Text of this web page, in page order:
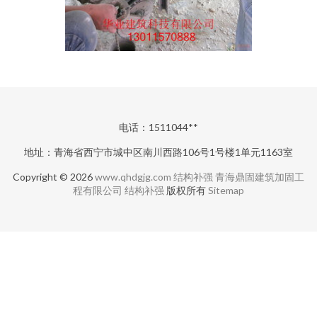
电话：1511044**
地址：青海省西宁市城中区南川西路106号1号楼1单元1163室
Copyright © 2026www.qhdgjg.com 结构补强 青海鼎固建筑加固工
程有限公司 结构补强 版权所有Sitemap